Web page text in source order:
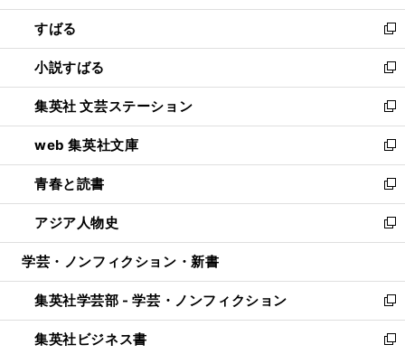
開
く
ウ
で
開
く
ン
ド
ウ
で
開
く
すばる
新
し
い
ウ
ィ
ン
ド
ウ
で
開
く
小説すばる
新
し
い
ウ
ィ
ン
ド
ウ
で
開
集英社 文芸ステーション
新
し
い
ウ
ィ
ン
ド
ウ
開
く
web 集英社文庫
新
し
い
ウ
ィ
ン
ウ
で
開
く
青春と読書
新
し
い
ウ
ン
ド
ウ
で
アジア人物史
新
し
ウ
ィ
ン
ド
学芸・ノンフィクション・新書
集英社学芸部 - 学芸・ノンフィクション
新
し
い
集英社ビジネス書
新